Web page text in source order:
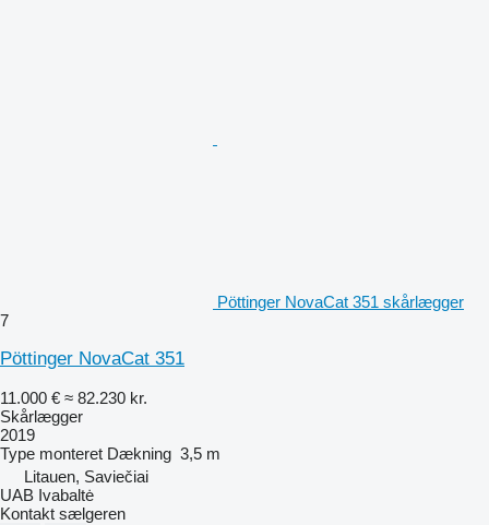
Pöttinger NovaCat 351 skårlægger
7
Pöttinger NovaCat 351
11.000 € ≈ 82.230 kr.
Skårlægger
2019
Type monteret Dækning 3,5 m
Litauen, Saviečiai
UAB Ivabaltė
Kontakt sælgeren